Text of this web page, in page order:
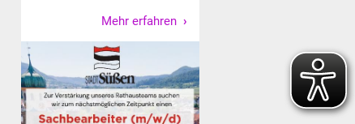
Mehr erfahren